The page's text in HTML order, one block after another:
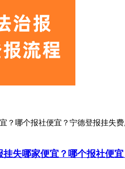
？哪个报社便宜？宁德登报挂失
挂失哪家便宜？哪个报社便宜